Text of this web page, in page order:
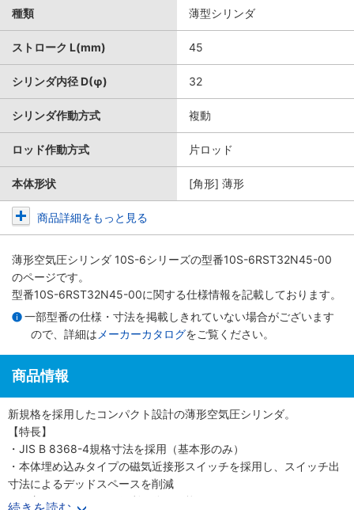
種類 薄型シリンダ
ストローク L(mm) 45
シリンダ内径 D(φ) 32
シリンダ作動方式 複動
ロッド作動方式 片ロッド
本体形状 [角形] 薄形
商品詳細をもっと見る
薄形空気圧シリンダ 10S-6シリーズの型番10S-6RST32N45-00
のページです。
型番10S-6RST32N45-00に関する仕様情報を記載しております。
一部型番の仕様・寸法を掲載しきれていない場合がございます
ので、詳細は メーカーカタログをご覧ください。
商品情報
新規格を採用したコンパクト設計の薄形空気圧シリンダ。
【特長】
・JIS B 8368-4規格寸法を採用（基本形のみ）
・本体埋め込みタイプの磁気近接形スイッチを採用し、スイッチ出
寸法によるデッドスペースを削減
・保守メンテナンスに便利な分解可能形